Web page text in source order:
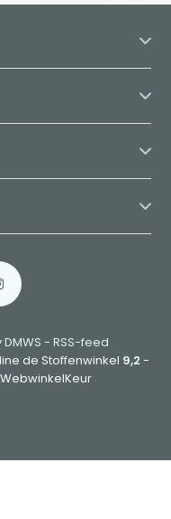
DMWS - RSS-feed
de Stoffenwinkel 9,2 -